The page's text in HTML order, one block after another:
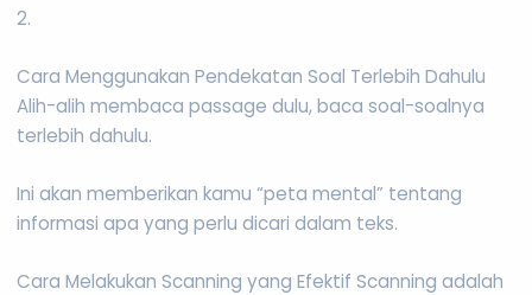
2.
Cara Menggunakan Pendekatan Soal Terlebih Dahulu
Alih-alih membaca passage dulu, baca soal-soalnya
terlebih dahulu.
Ini akan memberikan kamu “peta mental” tentang
informasi apa yang perlu dicari dalam teks.
Cara Melakukan Scanning yang Efektif Scanning adalah